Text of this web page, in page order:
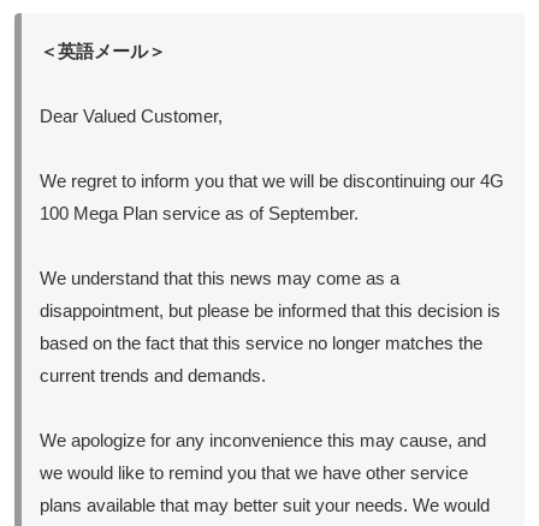
＜英語メール＞
Dear Valued Customer,
We regret to inform you that we will be discontinuing our 4G
100 Mega Plan service as of September.
We understand that this news may come as a
disappointment, but please be informed that this decision is
based on the fact that this service no longer matches the
current trends and demands.
We apologize for any inconvenience this may cause, and
we would like to remind you that we have other service
plans available that may better suit your needs. We would